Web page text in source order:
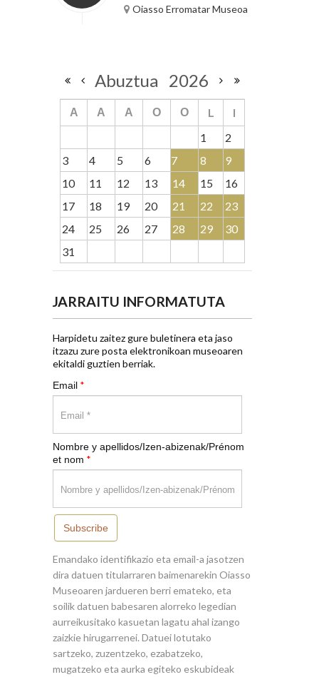
Oiasso Erromatar Museoa
Abuztua 2026
A A A O O L
I
1
2
3
4 5 6 7 8
9
10
11 12 13 14 15
16
17
18 19 20 21 22
23
24
25 26 27 28 29
30
31
JARRAITU INFORMATUTA
Harpidetu zaitez gure buletinera eta jaso
itzazu zure posta elektronikoan museoaren
ekitaldi guztien berriak.
Email *
Nombre y apellidos/Izen-abizenak/Prénom
et nom *
Subscribe
Emandako identifikazio eta email-a jasotzen
dira datuen titularraren baimenarekin Oiasso
Museoaren jardueren berri emateko, eta
soilik datuen babesaren alorreko legedian
aurreikusitako kasuetan lagatu ahal izango
zaizkie hirugarrenei. Datuei lotutako
sartzeko, zuzentzeko, ezabatzeko,
mugatzeko eta aurka egiteko eskubideak